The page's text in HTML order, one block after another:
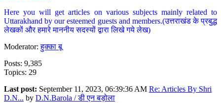
Here you will get articles on various subjects mainly related to
Uttarakhand by our esteemed guests and members.(उत्तराखंड के प्रबुद्ध
लेखकों और हमारे माननीय सदस्यों द्वारा लिखे गये लेख)
Moderator:हुक्का बू
Posts: 9,385
Topics: 29
Last post: September 11, 2023, 06:39:36 AM Re: Articles By Shri
D.N... by D.N.Barola / डी एन बड़ोला